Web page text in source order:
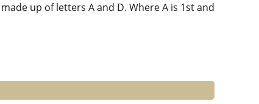
up of letters A and D. Where A is 1st and